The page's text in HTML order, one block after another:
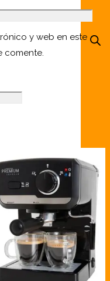
y web en este
comente.